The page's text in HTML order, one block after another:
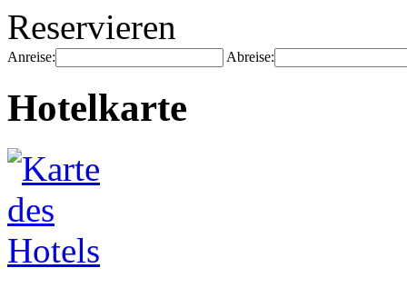
Reservieren
Anreise: Abreise:
Hotelkarte